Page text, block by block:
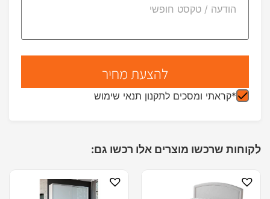
*קראתי ומסכים לתקנון תנאי שימוש
לקוחות שרכשו מוצרים אלו רכשו גם: